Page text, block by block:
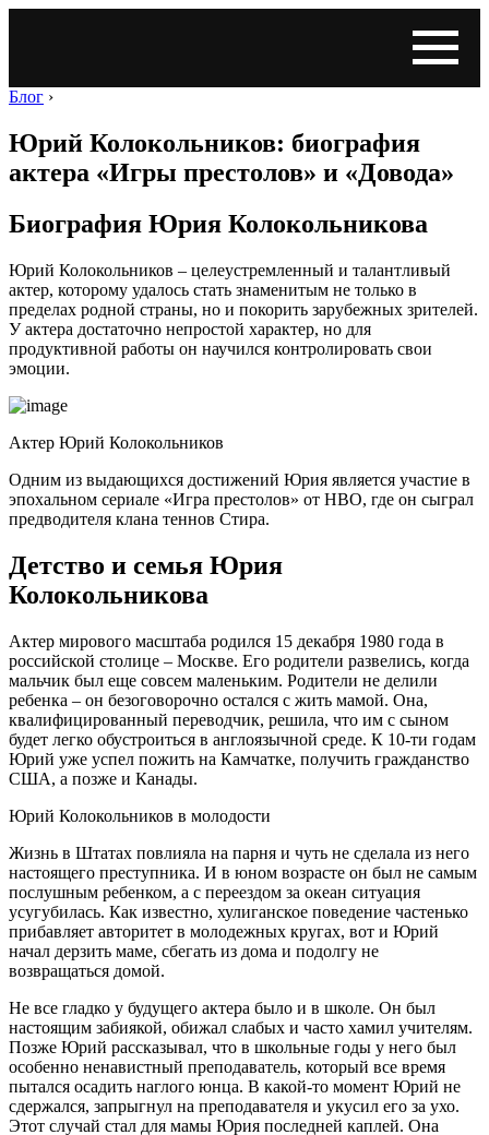
Блог ›
Юрий Колокольников: биография
актера «Игры престолов» и «Довода»
Биография Юрия Колокольникова
Юрий Колокольников – целеустремленный и талантливый
актер, которому удалось стать знаменитым не только в
пределах родной страны, но и покорить зарубежных зрителей.
У актера достаточно непростой характер, но для
продуктивной работы он научился контролировать свои
эмоции.
Актер Юрий Колокольников
Одним из выдающихся достижений Юрия является участие в
эпохальном сериале «Игра престолов» от HBO, где он сыграл
предводителя клана теннов Стира.
Детство и семья Юрия
Колокольникова
Актер мирового масштаба родился 15 декабря 1980 года в
российской столице – Москве. Его родители развелись, когда
мальчик был еще совсем маленьким. Родители не делили
ребенка – он безоговорочно остался с жить мамой. Она,
квалифицированный переводчик, решила, что им с сыном
будет легко обустроиться в англоязычной среде. К 10-ти годам
Юрий уже успел пожить на Камчатке, получить гражданство
США, а позже и Канады.
Юрий Колокольников в молодости
Жизнь в Штатах повлияла на парня и чуть не сделала из него
настоящего преступника. И в юном возрасте он был не самым
послушным ребенком, а с переездом за океан ситуация
усугубилась. Как известно, хулиганское поведение частенько
прибавляет авторитет в молодежных кругах, вот и Юрий
начал дерзить маме, сбегать из дома и подолгу не
возвращаться домой.
Не все гладко у будущего актера было и в школе. Он был
настоящим забиякой, обижал слабых и часто хамил учителям.
Позже Юрий рассказывал, что в школьные годы у него был
особенно ненавистный преподаватель, который все время
пытался осадить наглого юнца. В какой-то момент Юрий не
сдержался, запрыгнул на преподавателя и укусил его за ухо.
Этот случай стал для мамы Юрия последней каплей. Она